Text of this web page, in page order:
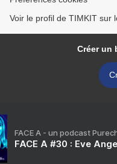
Voir le profil de TIMKIT sur
Créer un
FACE A - un podcast
FACE A #30 : Eve